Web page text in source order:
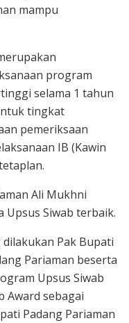
mampu
program
selama 1 tahun
tingkat
pemeriksaan
IB (Kawin
Ali Mukhni
Upsus Siwab terbaik.
Pak Bupati
Pariaman beserta
Upsus Siwab
Award sebagai
Padang Pariaman